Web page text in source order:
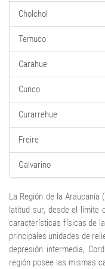
Cholchol
Temuco
Carahue
Cunco
Curarrehue
Freire
Galvarino
La Región de la Araucanía
latitud sur, desde el límite
características físicas de
principales unidades de
depresión intermedia,
región posee las mismas